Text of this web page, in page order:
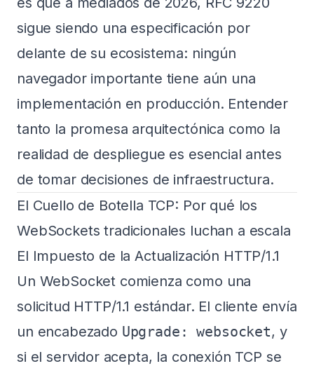
sigue siendo una especificación por
delante de su ecosistema: ningún
navegador importante tiene aún una
implementación en producción. Entender
tanto la promesa arquitectónica como la
realidad de despliegue es esencial antes
de tomar decisiones de infraestructura.
El Cuello de Botella TCP: Por qué los
WebSockets tradicionales luchan a escala
El Impuesto de la Actualización HTTP/1.1
Un WebSocket comienza como una
solicitud HTTP/1.1 estándar. El cliente envía
un encabezado Upgrade: websocket, y
si el servidor acepta, la conexión TCP se